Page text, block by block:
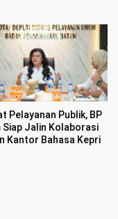
Pelayanan Publik, BP
Siap Jalin Kolaborasi
Kantor Bahasa Kepri